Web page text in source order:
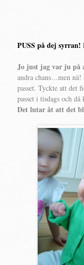
PUSS på dej syrran!
Jo just jag var ju på
andra chans…men
passet. Tyckte att det
passet i tisdags och
Det lutar åt att det